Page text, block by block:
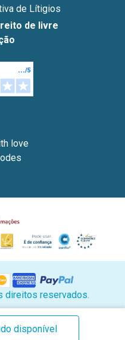
disponível
de Lítigios
de livre
direitos reservados.